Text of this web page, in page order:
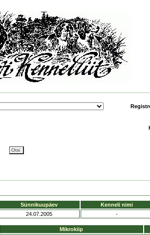
Sünnikuupäev Kenneli nimi
24.07.2005 -
Mikrokiip